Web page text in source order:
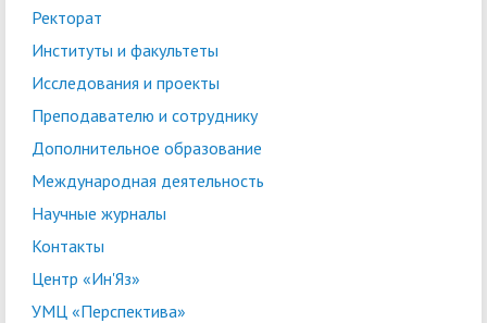
Ректорат
Институты и факультеты
Исследования и проекты
Преподавателю и сотруднику
Дополнительное образование
Международная деятельность
Научные журналы
Контакты
Центр «Ин'Яз»
УМЦ «Перспектива»